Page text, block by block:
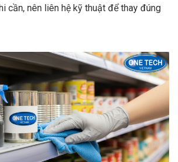
cần, nên liên hệ kỹ thuật để thay đúng